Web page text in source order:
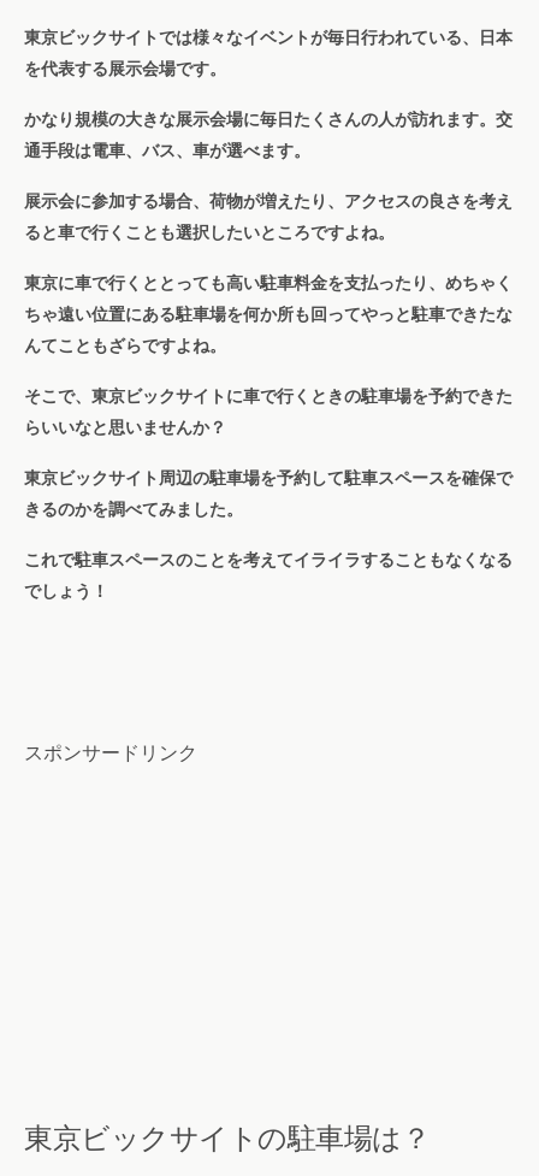
東京ビックサイトでは様々なイベントが毎日行われている、日本
を代表する展示会場です。
かなり規模の大きな展示会場に毎日たくさんの人が訪れます。交
通手段は電車、バス、車が選べます。
展示会に参加する場合、荷物が増えたり、アクセスの良さを考え
ると車で行くことも選択したいところですよね。
東京に車で行くととっても高い駐車料金を支払ったり、めちゃく
ちゃ遠い位置にある駐車場を何か所も回ってやっと駐車できたな
んてこともざらですよね。
そこで、東京ビックサイトに車で行くときの駐車場を予約できた
らいいなと思いませんか？
東京ビックサイト周辺の駐車場を予約して駐車スペースを確保で
きるのかを調べてみました。
これで駐車スペースのことを考えてイライラすることもなくなる
でしょう！
スポンサードリンク
東京ビックサイトの駐車場は？